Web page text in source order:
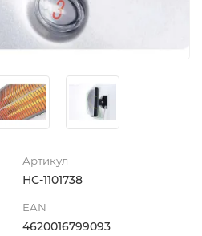
Артикул
НС-1101738
EAN
4620016799093